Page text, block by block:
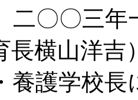
二〇〇三
長横山洋
養護学校長